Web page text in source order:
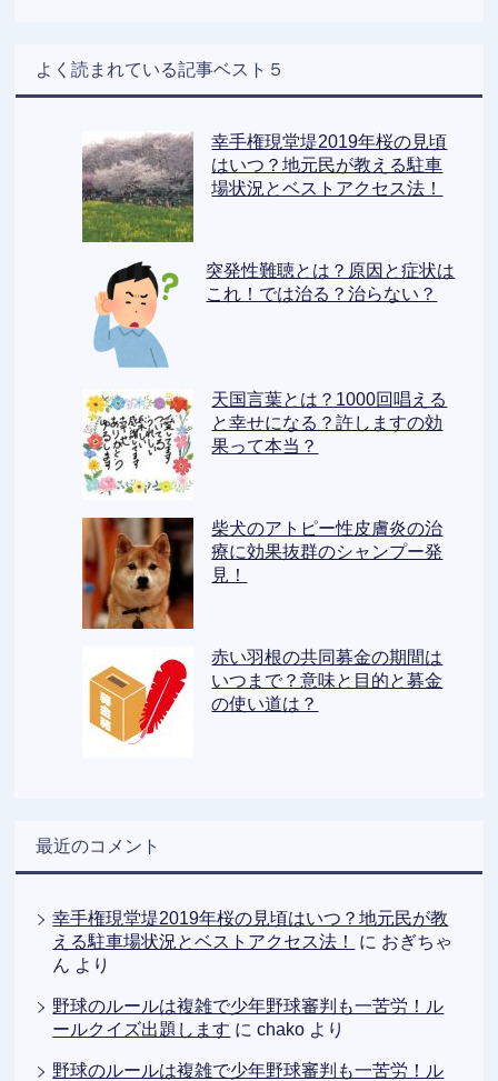
よく読まれている記事ベスト５
幸手権現堂堤2019年桜の見頃
はいつ？地元民が教える駐車
場状況とベストアクセス法！
突発性難聴とは？原因と症状は
これ！では治る？治らない？
天国言葉とは？1000回唱える
と幸せになる？許しますの効
果って本当？
柴犬のアトピー性皮膚炎の治
療に効果抜群のシャンプー発
見！
赤い羽根の共同募金の期間は
いつまで？意味と目的と募金
の使い道は？
最近のコメント
幸手権現堂堤2019年桜の見頃はいつ？地元民が教
える駐車場状況とベストアクセス法！
に おぎちゃ
ん より
野球のルールは複雑で少年野球審判も一苦労！ル
ールクイズ出題します にchako より
野球のルールは複雑で少年野球審判も一苦労！ル